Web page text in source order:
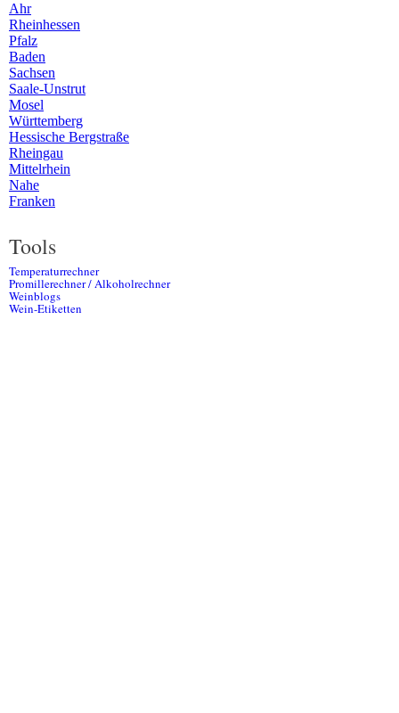
Ahr
Rheinhessen
Pfalz
Baden
Sachsen
Saale-Unstrut
Mosel
Württemberg
Hessische Bergstraße
Rheingau
Mittelrhein
Nahe
Franken
Tools
Temperaturrechner
Promillerechner / Alkoholrechner
Weinblogs
Wein-Etiketten